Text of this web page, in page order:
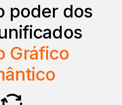
poder dos
Gráfico